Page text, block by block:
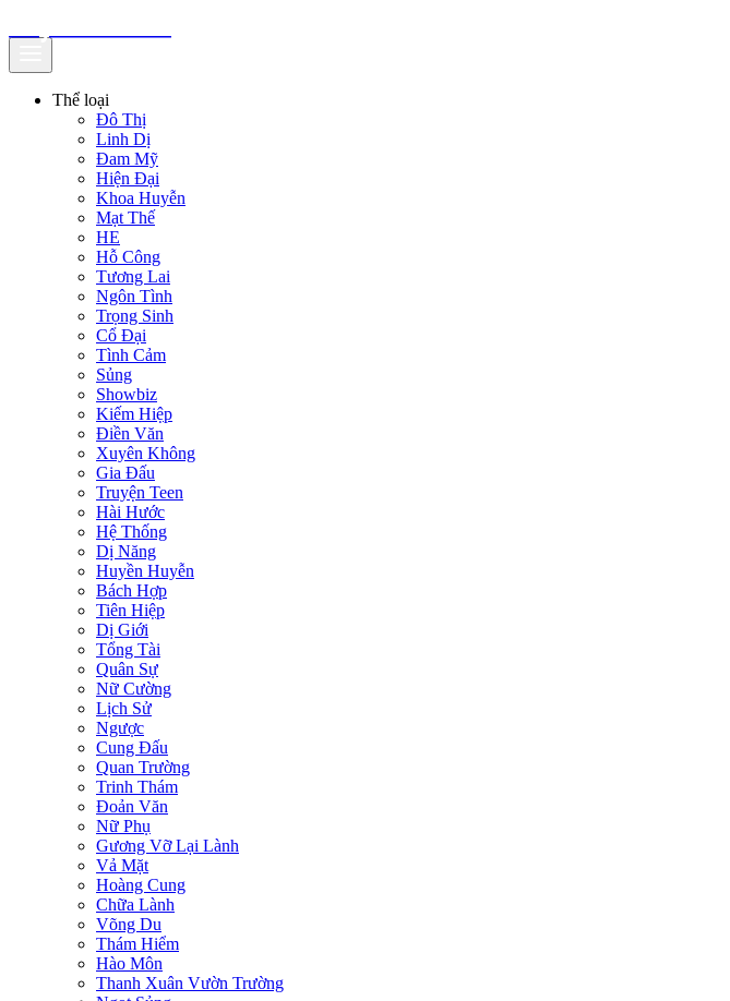
Thể loại
Đô Thị
Linh Dị
Đam Mỹ
Hiện Đại
Khoa Huyễn
Mạt Thế
HE
Hỗ Công
Tương Lai
Ngôn Tình
Trọng Sinh
Cổ Đại
Tình Cảm
Sủng
Showbiz
Kiếm Hiệp
Điền Văn
Xuyên Không
Gia Đấu
Truyện Teen
Hài Hước
Hệ Thống
Dị Năng
Huyền Huyễn
Bách Hợp
Tiên Hiệp
Dị Giới
Tổng Tài
Quân Sự
Nữ Cường
Lịch Sử
Ngược
Cung Đấu
Quan Trường
Trinh Thám
Đoản Văn
Nữ Phụ
Gương Vỡ Lại Lành
Vả Mặt
Hoàng Cung
Chữa Lành
Võng Du
Thám Hiểm
Hào Môn
Thanh Xuân Vườn Trường